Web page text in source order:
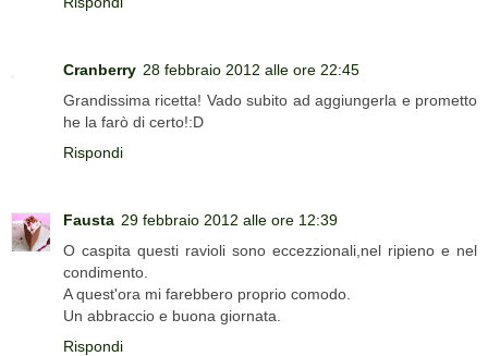
Cranberry 28 febbraio 2012 alle ore 22:45
Grandissima ricetta! Vado subito ad aggiungerla e prometto
he la farò di certo!:D
Rispondi
Fausta 29 febbraio 2012 alle ore 12:39
O caspita questi ravioli sono eccezzionali,nel ripieno e nel
condimento.
A quest'ora mi farebbero proprio comodo.
Un abbraccio e buona giornata.
Rispondi